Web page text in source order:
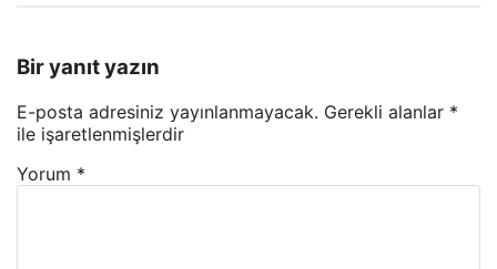
Bir yanıt yazın
E-posta adresiniz yayınlanmayacak. Gerekli alanlar *
ile işaretlenmişlerdir
Yorum *